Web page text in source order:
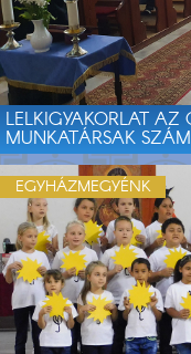
LELKIGYAKORLAT
MUNKATÁRSAK
EGYHÁZMEGYÉNK